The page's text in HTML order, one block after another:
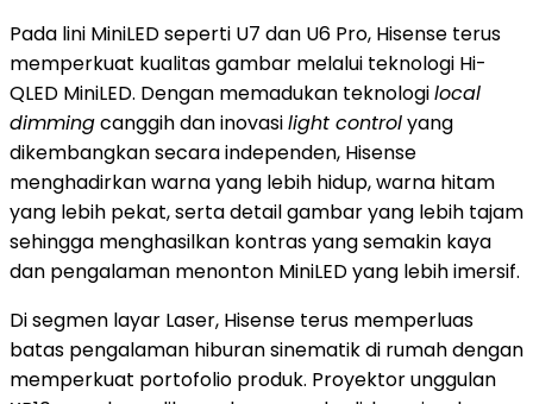
Pada lini MiniLED seperti U7 dan U6 Pro, Hisense terus
memperkuat kualitas gambar melalui teknologi Hi-
QLED MiniLED. Dengan memadukan teknologilocal
dimmingcanggih dan inovasilight controlyang
dikembangkan secara independen, Hisense
menghadirkan warna yang lebih hidup, warna hitam
yang lebih pekat, serta detail gambar yang lebih tajam
sehingga menghasilkan kontras yang semakin kaya
dan pengalaman menonton MiniLED yang lebih imersif.
Di segmen layar Laser, Hisense terus memperluas
batas pengalaman hiburan sinematik di rumah dengan
memperkuat portofolio produk. Proyektor unggulan